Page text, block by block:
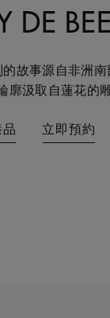
DE
故事源自非洲
廓汲取自蓮花的
立即預約